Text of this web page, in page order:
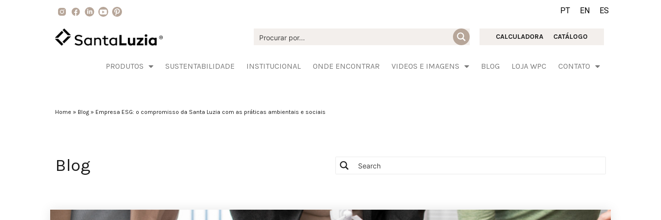
PT EN ES
CALCULADORA CATÁLOGO
PRODUTOS SUSTENTABILIDADE INSTITUCIONAL ONDE ENCONTRAR VIDEOS E IMAGENS BLOG LOJA WPC CONTATO
Home » Blog » Empresa ESG: o compromisso da Santa Luzia com as práticas ambientais e sociais
Blog